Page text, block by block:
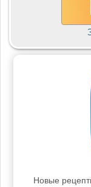
Новые